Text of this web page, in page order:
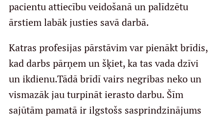
Apmācības un kursi
Bālinta grupas
Klīnisko gadījumu apraksti
Kontakti
pacientu attiecību veidošanā un palīdzētu
ārstiem labāk justies savā darbā.
Katras profesijas pārstāvim var pienākt brīdis,
kad darbs pārņem un šķiet, ka tas vada dzīvi
un ikdienu.Tādā brīdī vairs negribas neko un
vismazāk jau turpināt ierasto darbu. Šīm
sajūtām pamatā ir ilgstošs sasprindzinājums